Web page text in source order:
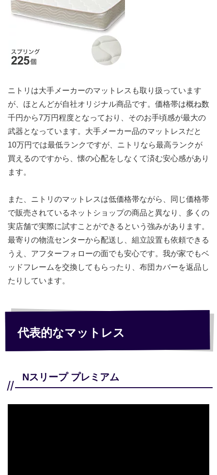
ニトリは大手メーカーのマットレスも取り扱っています
が、ほとんどが自社オリジナル商品です。価格帯は概ね数
千円から7万円程度となっており、そのお手頃感が最大の
武器となっています。大手メーカー品のマットレスだと
10万円では最低ランクですが、ニトリなら最高ランクが
買えるのですから、懐の心配をしなくて済む安心感があり
ます。
また、ニトリのマットレスは低価格帯ながら、同じ価格帯
で販売されているネットショップの商品と異なり、多くの
実店舗で実際に試すことができるという強みがあります。
最寄りの物流センターから配送し、組立設置も依頼できる
うえ、アフターフォローの面でも安心です。我が家でもベ
ッドフレームを交換してもらったり、布団カバーを返品し
たりしています。
代表的なマットレス
Nスリープ プレミアム